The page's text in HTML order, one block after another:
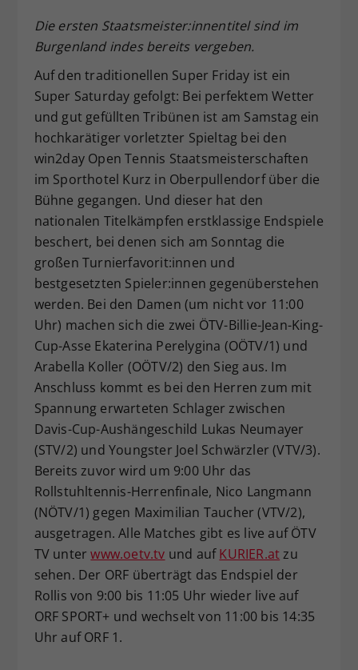
Die ersten Staatsmeister:innentitel sind im
Burgenland indes bereits vergeben.
Auf den traditionellen Super Friday ist ein
Super Saturday gefolgt: Bei perfektem Wetter
und gut gefüllten Tribünen ist am Samstag ein
hochkarätiger vorletzter Spieltag bei den
win2day Open Tennis Staatsmeisterschaften
im Sporthotel Kurz in Oberpullendorf über die
Bühne gegangen. Und dieser hat den
nationalen Titelkämpfen erstklassige Endspiele
beschert, bei denen sich am Sonntag die
großen Turnierfavorit:innen und
bestgesetzten Spieler:innen gegenüberstehen
werden. Bei den Damen (um nicht vor 11:00
Uhr) machen sich die zwei ÖTV-Billie-Jean-King-
Cup-Asse Ekaterina Perelygina (OÖTV/1) und
Arabella Koller (OÖTV/2) den Sieg aus. Im
Anschluss kommt es bei den Herren zum mit
Spannung erwarteten Schlager zwischen
Davis-Cup-Aushängeschild Lukas Neumayer
(STV/2) und Youngster Joel Schwärzler (VTV/3).
Bereits zuvor wird um 9:00 Uhr das
Rollstuhltennis-Herrenfinale, Nico Langmann
(NÖTV/1) gegen Maximilian Taucher (VTV/2),
ausgetragen. Alle Matches gibt es live auf ÖTV
TV unterwww.oetv.tv und aufKURIER.atzu
sehen. Der ORF überträgt das Endspiel der
Rollis von 9:00 bis 11:05 Uhr wieder live auf
ORF SPORT+ und wechselt von 11:00 bis 14:35
Uhr auf ORF 1.
Zweck
Dieser Wert speichert Ihre Consent-
zufällig generierte ID, für die
historische Speicherung Ihrer
vorgenommen Einstellungen, falls der
Webseiten-Betreiber dies eingestellt
hat.